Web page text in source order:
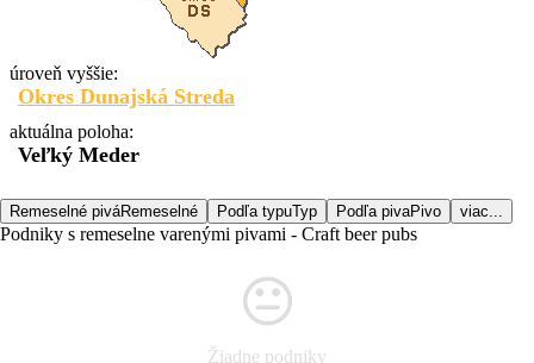
úroveň vyššie:
Okres Dunajská Streda
aktuálna poloha:
Veľký Meder
Remeselné piváRemeselné Podľa typuTyp Podľa pivaPivo viac...
Podniky s remeselne varenými pivami - Craft beer pubs
Žiadne podniky